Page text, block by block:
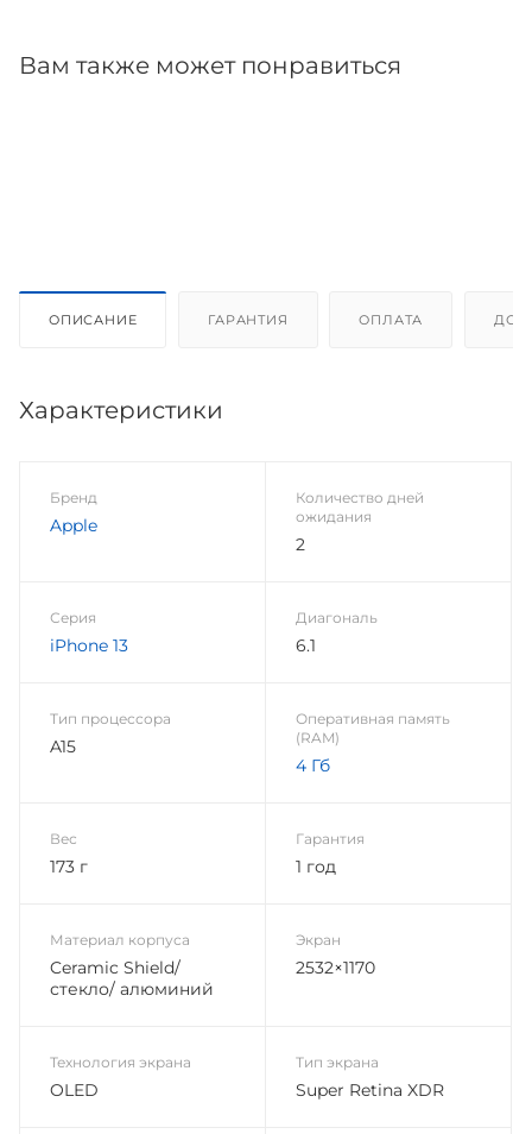
Вам также может понравиться
ОПИСАНИЕ ГАРАНТИЯ ОПЛАТА
Характеристики
Бренд
Apple
Количество дней
ожидания
2
Серия
iPhone 13
Диагональ
6.1
Тип процессора
A15
Оперативная память
(RAM)
4 Гб
Вес
173 г
Гарантия
1 год
Материал корпуса
Ceramic Shield/
стекло/ алюминий
Экран
2532×1170
Технология экрана
OLED
Тип экрана
Super Retina XDR